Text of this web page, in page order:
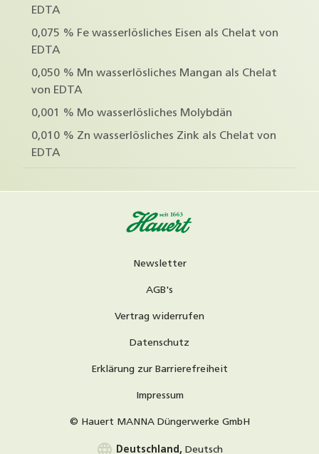
EDTA
0,075 % Fe wasserlösliches Eisen als Chelat von
EDTA
0,050 % Mn wasserlösliches Mangan als Chelat
von EDTA
0,001 % Mo wasserlösliches Molybdän
0,010 % Zn wasserlösliches Zink als Chelat von
EDTA
Newsletter
AGB's
Vertrag widerrufen
Datenschutz
Erklärung zur Barrierefreiheit
Impressum
© Hauert MANNA Düngerwerke GmbH
language Deutschland, Deutsch